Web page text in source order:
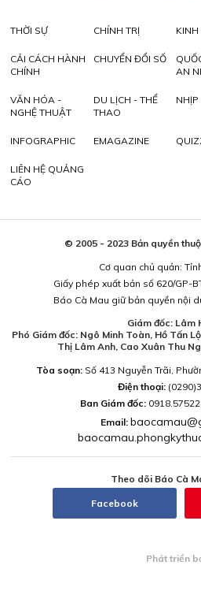
THỜI SỰ CHÍNH TRỊ KINH
CẢI CÁCH HÀNH
CHÍNH
CHUYỂN ĐỔI SỐ
AN
VĂN HÓA -
NGHỆ THUẬT
DU LỊCH - THỂ
THAO
NHỊP
INFOGRAPHIC EMAGAZINE
LIÊN HỆ QUẢNG
CÁO
© 2005 - 2023 Bản quyền
Cơ quan chủ quản:
Giấy phép xuất bản số 620/GP-
Báo Cà Mau giữ bản quyền nội
Giám đốc: Lâm
Phó Giám đốc: Ngô Minh Toàn, Hồ Tấn
Thị Lâm Anh, Cao Xuân Thu
Tòa soạn:Số 413 Nguyễn Trãi,
Điện thoại:
Ban Giám đốc:
Email:
Theo dõi Báo Cà
Facebook
Phát triển